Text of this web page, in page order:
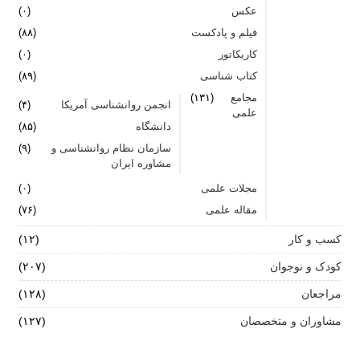
عکس
(۰)
فیلم و پادکست
(۸۸)
کاریکاتور
(۰)
کتاب شناسی
(۸۹)
مجامع
علمی
(۱۳۱)
انجمن روانشناسی آمریکا
(۴)
دانشگاه
(۸۵)
سازمان نظام روانشناسی و
مشاوره ایران
(۹)
مجلات علمی
(۰)
مقاله علمی
(۷۶)
کسب و کار (۱۲)
کودک و نوجوان (۲۰۷)
مراجعان (۱۲۸)
مشاوران و متخصصان (۱۲۷)